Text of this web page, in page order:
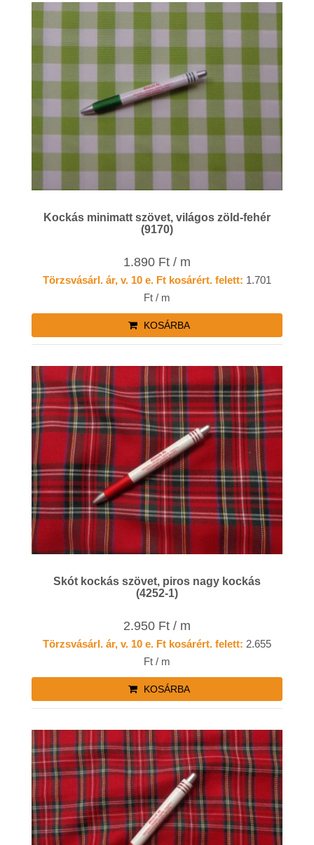
Kockás minimatt szövet, világos zöld-fehér
(9170)
1.890 Ft / m
Törzsvásárl. ár, v. 10 e. Ft kosárért. felett: 1.701
Ft / m
KOSÁRBA
Skót kockás szövet, piros nagy kockás
(4252-1)
2.950 Ft / m
Törzsvásárl. ár, v. 10 e. Ft kosárért. felett: 2.655
Ft / m
KOSÁRBA